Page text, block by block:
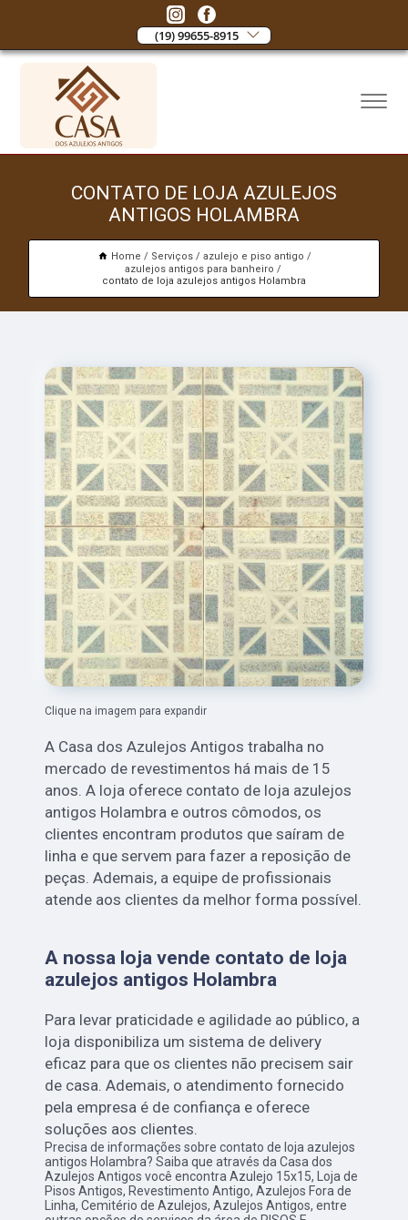
(19) 99655-8915
CONTATO DE LOJA AZULEJOS
ANTIGOS HOLAMBRA
Home Serviços
azulejo e piso antigo
azulejos antigos para banheiro
contato de loja azulejos antigos Holambra
Clique na imagem para expandir
A Casa dos Azulejos Antigos trabalha no
mercado de revestimentos há mais de 15
anos. A loja oferece contato de loja azulejos
antigos Holambra e outros cômodos, os
clientes encontram produtos que saíram de
linha e que servem para fazer a reposição de
peças. Ademais, a equipe de profissionais
atende aos clientes da melhor forma possível.
A nossa loja vende contato de loja
azulejos antigos Holambra
Para levar praticidade e agilidade ao público, a
loja disponibiliza um sistema de delivery
eficaz para que os clientes não precisem sair
de casa. Ademais, o atendimento fornecido
pela empresa é de confiança e oferece
soluções aos clientes.
Precisa de informações sobre contato de loja azulejos
antigos Holambra? Saiba que através da Casa dos
Azulejos Antigos você encontra Azulejo 15x15, Loja de
Pisos Antigos, Revestimento Antigo, Azulejos Fora de
Linha, Cemitério de Azulejos, Azulejos Antigos, entre